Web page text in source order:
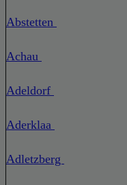
Abstetten
Achau
Adeldorf
Aderklaa
Adletzberg